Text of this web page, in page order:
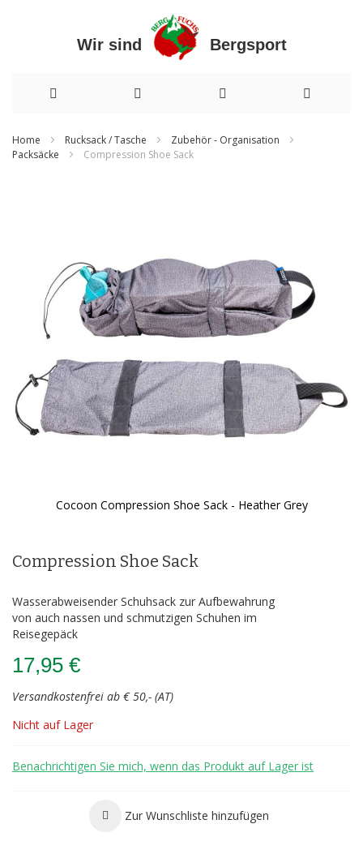
Wir sind Bergsport
zum
Home Rucksack / Tasche
Zubehör - Organisation
Packsäcke
Compression Shoe Sack
Cocoon Compression Shoe Sack - Heather Grey
der
Bildergalerie
Compression Shoe Sack
Wasserabweisender Schuhsack zur Aufbewahrung
von auch nassen und schmutzigen Schuhen im
Reisegepäck
17,95 €
Versandkostenfrei ab € 50,- (AT)
Nicht auf Lager
Benachrichtigen Sie mich, wenn das Produkt auf Lager ist
Zur Wunschliste hinzufügen